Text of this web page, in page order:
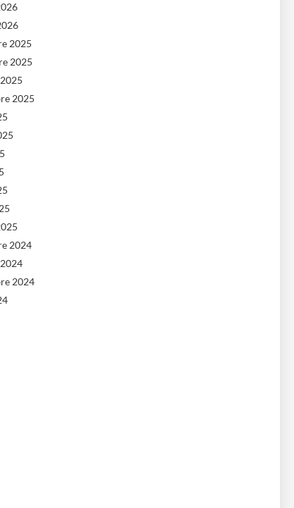
2025
2025
2025
2024
2024